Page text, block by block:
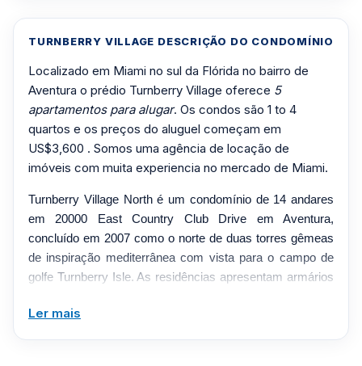
TURNBERRY VILLAGE DESCRIÇÃO DO CONDOMÍNIO
Localizado em Miami no sul da Flórida no bairro de
Aventura o prédio Turnberry Village oferece 5
apartamentos para alugar. Os condos são 1 to 4
quartos e os preços do aluguel começam em
US$3,600 . Somos uma agência de locação de
imóveis com muita experiencia no mercado de Miami.
Turnberry Village North é um condomínio de 14 andares
em 20000 East Country Club Drive em Aventura,
concluído em 2007 como o norte de duas torres gêmeas
de inspiração mediterrânea com vista para o campo de
golfe Turnberry Isle. As residências apresentam armários
europeus, banheiros master de mármore com banheiras
Ler mais